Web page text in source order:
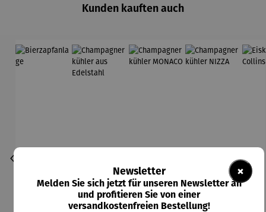
Kunden kauften auch
×
Newsletter
Melden Sie sich jetzt für unseren Newsletter an
und profitieren Sie von einer
versandkostenfreien Bestellung!